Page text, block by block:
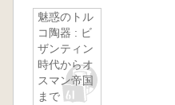
魅惑のトル
コ陶器 : ビ
ザンティン
時代からオ
スマン帝国
まで